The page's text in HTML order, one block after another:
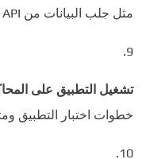
مثل جلب البيانات من API خارجي أو إرسالها.
تشغيل التطبيق على
خطوات اختبار التطبيق